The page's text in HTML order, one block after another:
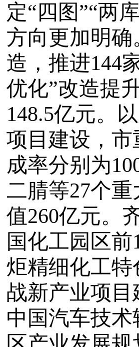
定“四图”“两
方向更加明
造， 推进144
优化”改造提
148.5亿元。
项目建设， 市
成率分别为
二腈等27个重
值260亿元。
国化工园区
炬精细化工
战新产业项目
中国汽车技